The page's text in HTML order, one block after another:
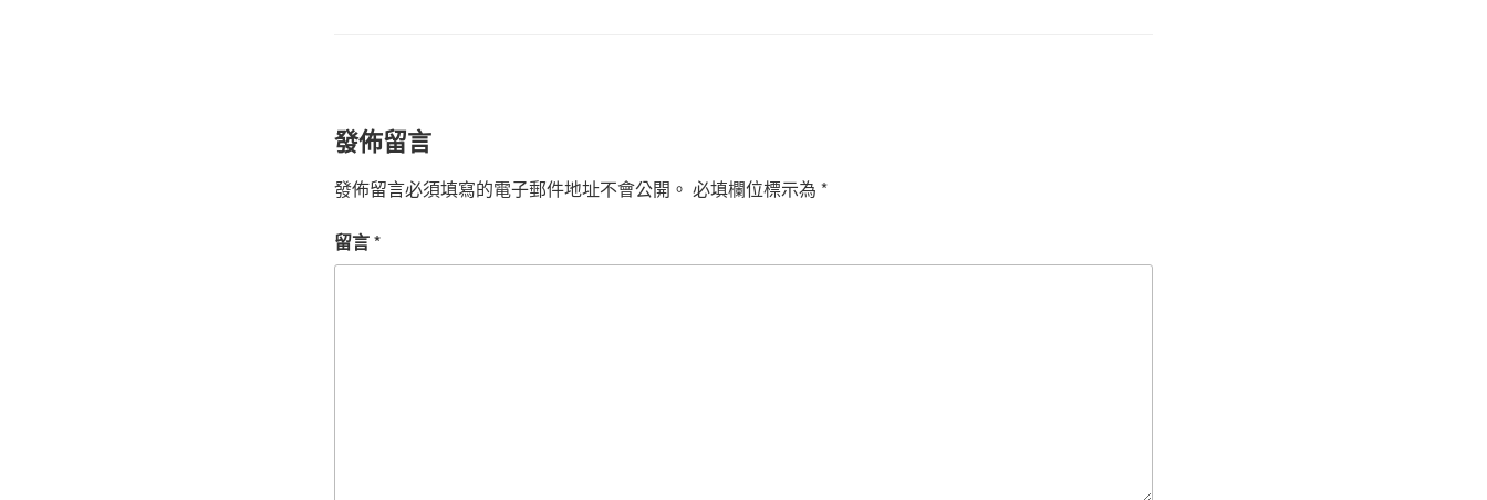
發佈留言
發佈留言必須填寫的電子郵件地址不會公開。 必填欄位標示為 *
留言*